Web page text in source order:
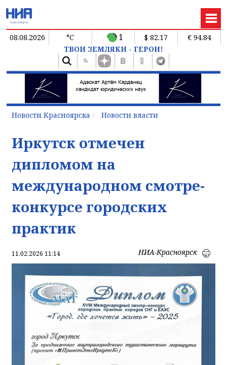
08.08.2026 °C 1 $ 82.17
€ 94.84
ТВОИ ЗЕМЛЯКИ - ГЕРОИ!
Новости Красноярска Новости власти
Иркутск отмечен
дипломом на
международном смотре-
конкурсе городских
практик
11.02.2026 11:14 НИА-Красноярск